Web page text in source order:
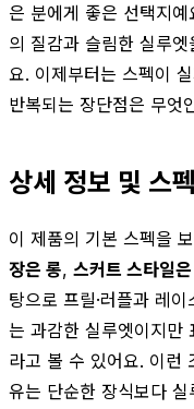
은 분에게 좋은 선택지
의 질감과 슬림한 실루
요. 이제부터는 스펙이
반복되는 장단점은 무엇
상세 정보 및 스
이 제품의 기본 스펙을
장은 롱, 스커트 스타일
탕으로 프릴·러플과 레
는 과감한 실루엣이지만
라고 볼 수 있어요. 이런
유는 단순한 장식보다